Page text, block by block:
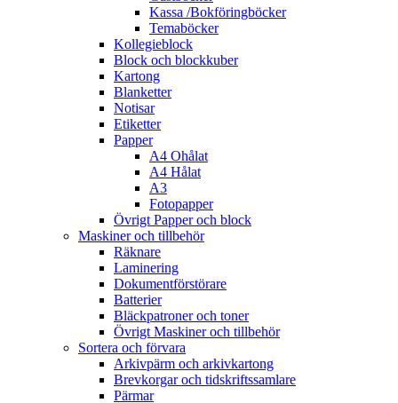
Kassa /Bokföringböcker
Temaböcker
Kollegieblock
Block och blockkuber
Kartong
Blanketter
Notisar
Etiketter
Papper
A4 Ohålat
A4 Hålat
A3
Fotopapper
Övrigt Papper och block
Maskiner och tillbehör
Räknare
Laminering
Dokumentförstörare
Batterier
Bläckpatroner och toner
Övrigt Maskiner och tillbehör
Sortera och förvara
Arkivpärm och arkivkartong
Brevkorgar och tidskriftssamlare
Pärmar